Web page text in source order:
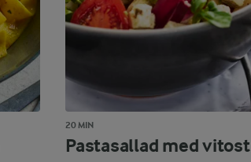
20 MIN
Pastasallad med vitost